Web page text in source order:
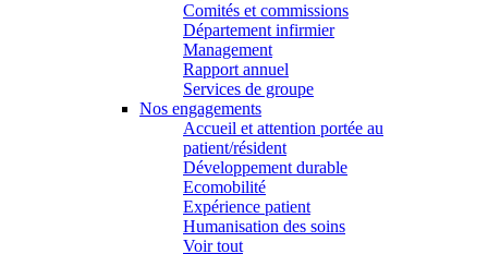
Comités et commissions
Département infirmier
Management
Rapport annuel
Services de groupe
Nos engagements
Accueil et attention portée au
patient/résident
Développement durable
Ecomobilité
Expérience patient
Humanisation des soins
Voir tout